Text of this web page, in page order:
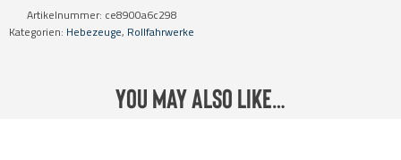
Artikelnummer: ce8900a6c298
Kategorien: Hebezeuge, Rollfahrwerke
You may also like…